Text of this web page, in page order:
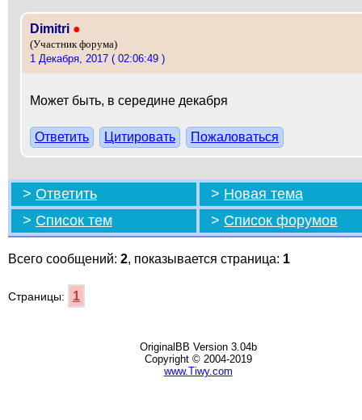
Dimitri ●
(Участник форума)
1 Декабря, 2017 ( 02:06:49 )
Может быть, в середине декабря
Ответить Цитировать Пожаловаться
> Ответить > Новая тема
> Список тем > Список форумов
Всего сообщений: 2, показывается страница: 1
Страницы: 1
OriginalBB Version 3.04b
Copyright © 2004-2019
www.Tiwy.com